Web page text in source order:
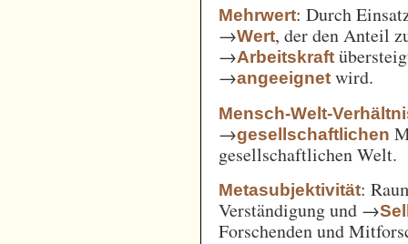
Mehrwert: Durch
→Wert, der den Anteil
→Arbeitskraft
→angeeignet wird.
Mensch-Welt-
→gesellschaftlichen
gesellschaftlichen Welt.
Metasubjektivität:
Verständigung und →
Forschenden und